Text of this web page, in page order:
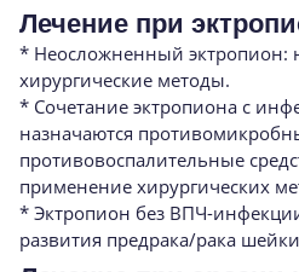
Лечение при
* Неосложненный эктропион:
хирургические методы.
* Сочетание эктропиона с
назначаются
противовоспалительные
применение хирургических
* Эктропион без ВПЧ-
развития предрака/рака